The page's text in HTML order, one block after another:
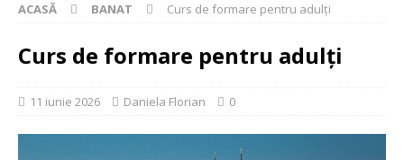
ACASĂ BANAT Curs de formare pentru adulți
Curs de formare pentru adulți
11 iunie 2026 Daniela Florian 0